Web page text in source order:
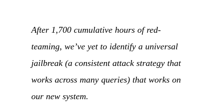
After 1,700 cumulative hours of red-
teaming, we’ve yet to identify a universal
jailbreak (a consistent attack strategy that
works across many queries) that works on
our new system.